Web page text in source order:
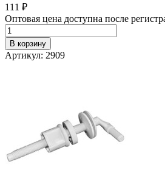
111 ₽
Оптовая цена доступна после
В корзину
Артикул: 2909